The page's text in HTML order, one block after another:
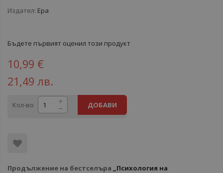
Издател: Ера
Бъдете първият оценил този продукт
10,99 €
21,49 лв.
Кол-во ДОБАВИ
Продължение на бестселъра „Психология на